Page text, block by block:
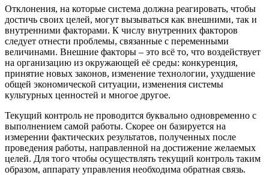
Отклонения, на которые система должна реагировать, чтобы
достичь своих целей, могут вызываться как внешними, так и
внутренними факторами. К числу внутренних факторов
следует отнести проблемы, связанные с переменными
величинами. Внешние факторы – это всё то, что воздействует
на организацию из окружающей её среды: конкуренция,
принятие новых законов, изменение технологии, ухудшение
общей экономической ситуации, изменения системы
культурных ценностей и многое другое.
Текущий контроль не проводится буквально одновременно с
выполнением самой работы. Скорее он базируется на
измерении фактических результатов, полученных после
проведения работы, направленной на достижение желаемых
целей. Для того чтобы осуществлять текущий контроль таким
образом, аппарату управления необходима обратная связь.